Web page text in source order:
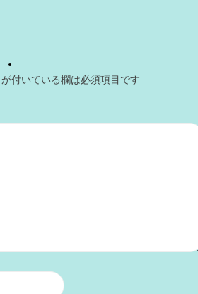
が付いている欄は必須項目です